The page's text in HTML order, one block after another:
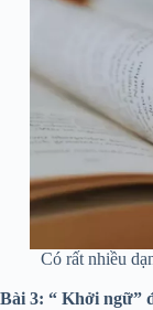
Có rất nhiều
Bài 3: “ Khởi ngữ”